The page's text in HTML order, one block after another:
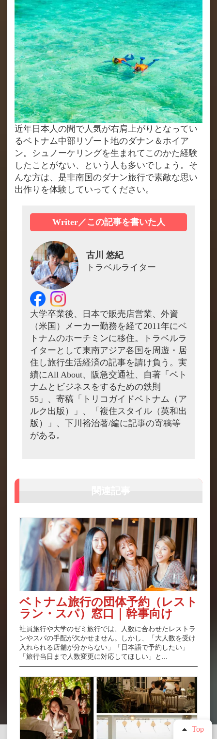
近年日本人の間で人気が右肩上がりとなってい
るベトナム中部リゾート地のダナン＆ホイア
ン。シュノーケリングを生まれてこのかた経験
したことがない、という人も多いでしょう。そ
んな方は、是非南国のダナン旅行で素敵な思い
出作りを体験していってください。
Writer／この記事を書いた人
古川 悠紀
トラベルライター
大学卒業後、日本で販売店営業、外資
（米国）メーカー勤務を経て2011年にベ
トナムのホーチミンに移住。トラベルラ
イターとして東南アジア各国を周遊・居
住し旅行生活経済の記事を請け負う。実
績にAll About、阪急交通社、自著「ベト
ナムとビジネスをするための鉄則
55」、寄稿「トリコガイドベトナム（ア
ルク出版）」、「複住スタイル（英和出
版）」、下川裕治著/編に記事の寄稿等
がある。
関連記事
ベトナム旅行の団体予約（レスト
ラン・スパ）窓口｜幹事向け
社員旅行や大学のゼミ旅行では、人数に合わせたレストラ
ンやスパの手配が欠かせません。しかし、「大人数を受け
入れられる店舗が分からない」「日本語で予約したい」
「旅行当日まで人数変更に対応してほしい」と...
Top